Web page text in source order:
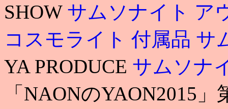
SHOW サムソナイト ア
コスモライト 付属品 サ
YA PRODUCE サムソナ
「NAONのYAON2015